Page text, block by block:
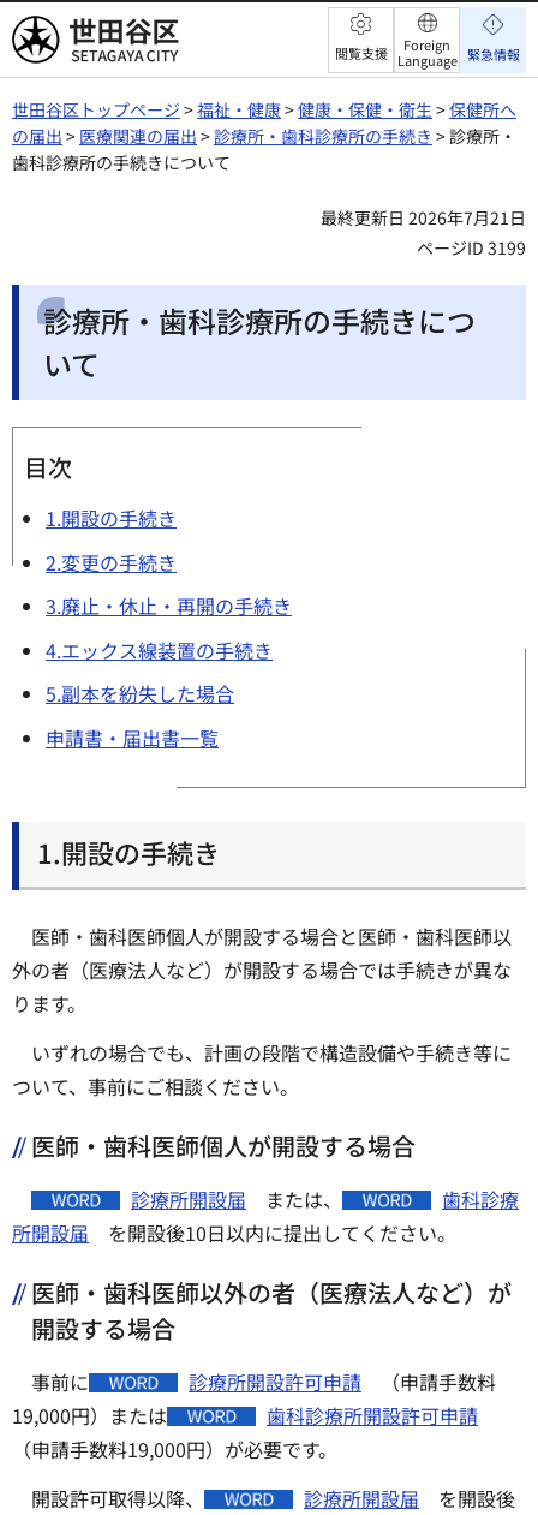
世田谷区 閲覧支援
Foreign
Language 緊急情報
世田谷区トップページ >福祉・健康>健康・保健・衛生 >保健所へ
の届出 > 医療関連の届出 >診療所・歯科診療所の手続き > 診療所・
歯科診療所の手続きについて
最終更新日 2026年7月21日
ページID 3199
診療所・歯科診療所の手続きにつ
いて
目次
1.開設の手続き
2.変更の手続き
3.廃止・休止・再開の手続き
4.エックス線装置の手続き
5.副本を紛失した場合
申請書・届出書一覧
1.開設の手続き
医師・歯科医師個人が開設する場合と医師・歯科医師以
外の者（医療法人など）が開設する場合では手続きが異な
ります。
いずれの場合でも、計画の段階で構造設備や手続き等に
ついて、事前にご相談ください。
医師・歯科医師個人が開設する場合
診療所開設届 または、
歯科診療
所開設届
を開設後10日以内に提出してください。
医師・歯科医師以外の者（医療法人など）が
開設する場合
事前に 診療所開設許可申請
（申請手数料
19,000円）または
歯科診療所開設許可申請
（申請手数料19,000円）が必要です。
開設許可取得以降、
診療所開設届
を開設後